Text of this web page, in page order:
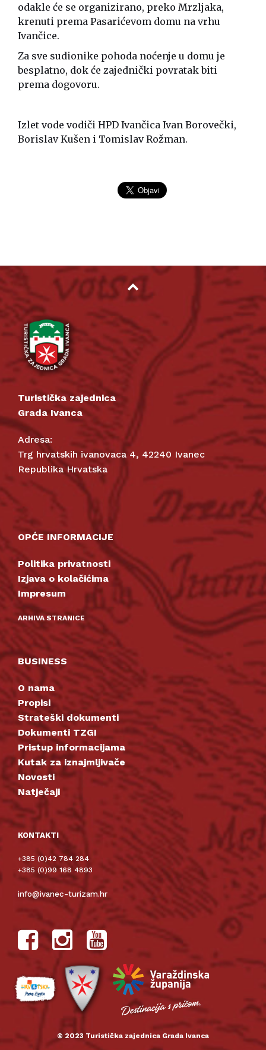
odakle će se organizirano, preko Mrzljaka,
krenuti prema Pasarićevom domu na vrhu
Ivančice.
Za sve sudionike pohoda noćenje u domu je
besplatno, dok će zajednički povratak biti
prema dogovoru.
Izlet vode vodiči HPD Ivančica Ivan Borovečki,
Borislav Kušen i Tomislav Rožman.
Turistička zajednica
Grada Ivanca
Adresa:
Trg hrvatskih ivanovaca 4, 42240 Ivanec
Republika Hrvatska
OPĆE INFORMACIJE
Politika privatnosti
Izjava o kolačićima
Impresum
ARHIVA STRANICE
BUSINESS
O nama
Propisi
Strateški dokumenti
Dokumenti TZGI
Pristup informacijama
Kutak za iznajmljivače
Novosti
Natječaji
KONTAKTI
+385 (0)42 784 284
+385 (0)99 168 4893
info@ivanec-turizam.hr
© 2023 Turistička zajednica Grada Ivanca